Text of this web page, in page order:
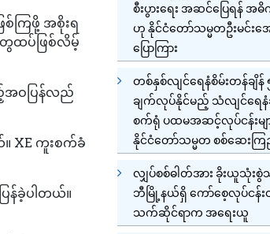
ကြဖို့ အစိုးရ
ေထပ်ဖြစ်လိမ့်
အဝပြန်လည်
။ XE ကူးစက်ခံ
န်ခဲ့ပါတယ်။
စီးပွားရေး အဆင်ပြေရန်
ဟု နိုင်ငံတော်သမ္မတဦးမင်း
ပြောကြား
တစ်နှစ်လျင်ရေနံစိမ်းတန်ချိန်
ချက်လုပ်နိုင်မည့် သံလျင်ရေနံ
စက်ရုံ ပထမအဆင့်လုပ်ငန်းမျ
နိုင်ငံတော်သမ္မတ စစ်ဆေးက
လျှပ်စစ်ဓါတ်အား ခိုးယူသုံး
ဘီမြို့နယ်ရှိ ကော်စေ့လုပ်ငန်
သက်ဆိုင်ရာက အရေးယူ